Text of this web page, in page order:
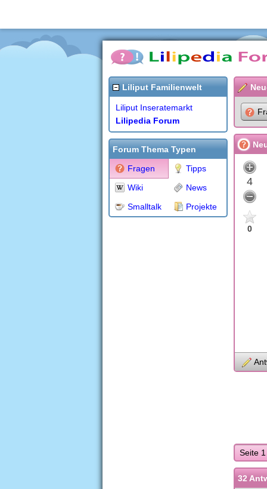
Liliput Familienwelt
Liliput Inseratemarkt
Lilipedia Forum
Forum Thema Typen
Fragen
Tipps
Wiki
News
Smalltalk
Projekte
4
0
Seite 1
32